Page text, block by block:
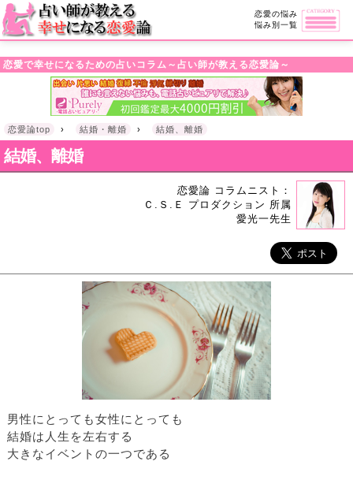
・!DOCTYPE html>l
恋愛の悩み
悩み別一覧
恋愛で幸せになるための占いコラム～占い師が教える恋愛論～
恋愛論top › 結婚・離婚 › 結婚、離婚
結婚、離婚
恋愛論 コラムニスト：
Ｃ.Ｓ.Ｅ プロダクション 所属
愛光一先生
男性にとっても女性にとっても
結婚は人生を左右する
大きなイベントの一つである